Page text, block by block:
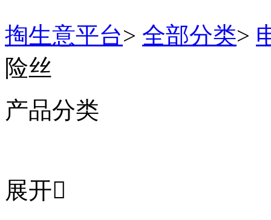
掏生意平台> 全部分类>
险丝
产品分类
展开